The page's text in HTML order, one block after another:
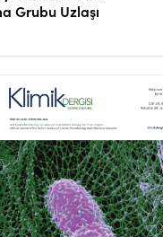
Grubu Uzlaşı